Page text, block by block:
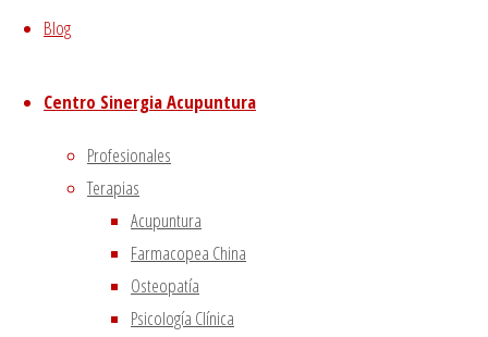
Blog
Centro Sinergia Acupuntura
Profesionales
Terapias
Acupuntura
Farmacopea China
Osteopatía
Psicología Clínica
these cookies on your website.